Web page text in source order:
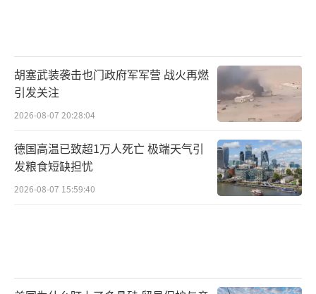
胡塞武装袭击也门政府军军营 战火再燃
引发关注
2026-08-07 20:28:04
德国高温已致超1万人死亡 极端天气引
发粮食短缺担忧
2026-08-07 15:59:40